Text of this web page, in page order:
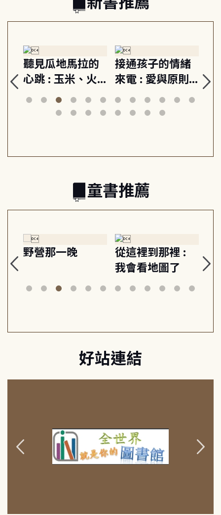
聽見瓜地馬拉的
心跳 : 玉米、火
山與信仰, 外交官
筆下的現代馬雅
接通孩子的情緒
來電 : 愛與原則,
建立教養的安定
節奏 22個行動練
關
童書推薦
野營那一晚
從這裡到那裡 :
我會看地圖了
美
好站連結